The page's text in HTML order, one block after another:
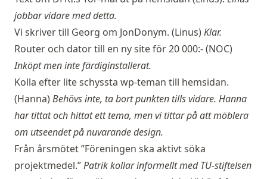
jobbar vidare med detta.
Vi skriver till Georg om JonDonym. (Linus)Klar.
Router och dator till en ny site för 20 000:- (NOC)
Inköpt men inte färdiginstallerat.
Kolla efter lite schyssta wp-teman till hemsidan.
(Hanna)Behövs inte, ta bort punkten tills vidare. Hanna
har tittat och hittat ett tema, men vi tittar på att möblera
om utseendet på nuvarande design.
Från årsmötet ”Föreningen ska aktivt söka
projektmedel.”Patrik kollar informellt med TU-stiftelsen